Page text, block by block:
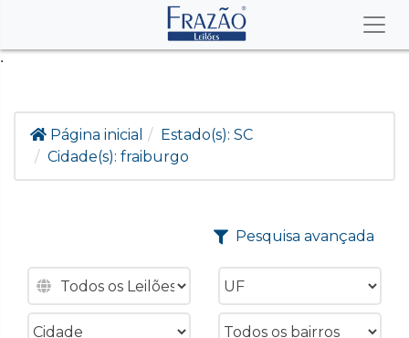
.
Página inicial Estado(s): SC
Cidade(s): fraiburgo
Pesquisa avançada